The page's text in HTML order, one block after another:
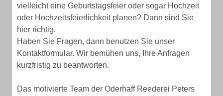
vielleicht eine Geburtstagsfeier oder sogar Hochzeit
oder Hochzeitsfeierlichkeit planen? Dann sind Sie
hier richtig.
Haben Sie Fragen, dann benutzen Sie unser
Kontaktformular. Wir bemühen uns, Ihre Anfragen
kurzfristig zu beantworten.
Das motivierte Team der Oderhaff Reederei Peters